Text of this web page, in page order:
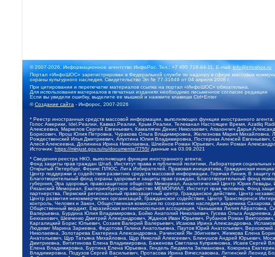
© 2007-2026, Информационное агентство ИнфоРос. Тел.: +7 495 718-84-11, E-mail:info@infoshos.ru
Портал «ИнфоШОС» зарегистрирован в Федеральной службе по надзору в сфере массовых
охраны культурного наследия. Свидетельство Эл № 77-31649 от 04 апреля 2008 г.
При цитировании и перепечатке материалов ссылка на портал «ИнфоШОС» обязательна.
Для использования материалов в печатных изданиях необходимо письменное согласие редакции
Если вы увидели ошибку, выделите ее мышкой и нажмите клавиши Ctrl+Enter
©Создание сайта - Инфорос, 2007-2026
* Реестр иностранных средств массовой информации, выполняющих функции иностранного агента:
Голос Америки, Idel.Реалии, Кавказ.Реалии, Крым.Реалии, Телеканал Настоящее Время, Azatliq
Алексеевна, Маркелов Сергей Евгеньевич, Камалягин Денис Николаевич, Апахончич Дарья
Борисович, Ярош Юлия Петровна, Чуракова Ольга Владимировна, Железнова Мария Михайловна,
Рождественский Илья Дмитриевич, Апухтина Юлия Владимировна, Постернак Алексей
Алеся Алексеевна, Долинина Ирина Николаевна, Шлейнов Роман Юрьевич, Анин Роман
Источник: https://minjust.gov.ru/ru/documents/7755/ данные на 03.09.2021
* Сведения реестра НКО, выполняющих функции иностранного агента:
Фонд защиты прав граждан Штаб, Институт права и публичной политики, Лаборатория
Открытый Петербург, Феникс ПЛЮС, Лига Избирателей, Правовая инициатива, Гражданская
Центр поддержки и содействия развитию средств массовой информации, Горячая Линия, В
Благотворительный фонд охраны здоровья и защиты прав граждан, Благотворительный фонд
губерния, Эра здоровья, правозащитное общество Мемориал, Аналитический Центр Юрия
Рязанский Мемориал, Екатеринбургское общество МЕМОРИАЛ, Институт прав человека, Фонд
партнерства, Пермский региональный правозащитный центр, Гражданское действие, Центр
Центр развития некоммерческих организаций, Гражданское содействие, Центр Трансперенси
контроль, Человек и Закон, Общественная комиссия по сохранению наследия академика
Общественный вердикт, Евразийская антимонопольная ассоциация, Чанышева Лилия Айратовна,
Валерьевна, Бурдина Юлия Владимировна, Бойко Анатолий Николаевич, Гусева Ольга
Бекханович, Шевченко Дмитрий Александрович, Жданов Иван Юрьевич, Рубанов Роман
Каргалицкий Борис Юльевич, Созаев Валерий Валерьевич, Исакова Ирина Александровна,
Людевиг Марина Зариевна, Федотова Галина Анатольевна, Паутов Юрий Анатольевич,
Николаевна, Золотарева Екатерина Александровна, Рачинский Ян Збигневич, Жемкова Елена
Анатольевич, Щур Татьяна Михайловна, Щур Николай Алексеевич, Блинушов Андрей Юрьевич,
Дмитриевна, Вититинова Елена Владимировна, Баженова Светлана Куприяновна, Исаев Сергей
Елена Владимировна, Буртина Елена Юрьевна, Гендель Людмила Залмановна, Кокорина
Владимировна, Подузов Сергей Васильевич, Протасова Ирина Вячеславовна, Литинский Леонид